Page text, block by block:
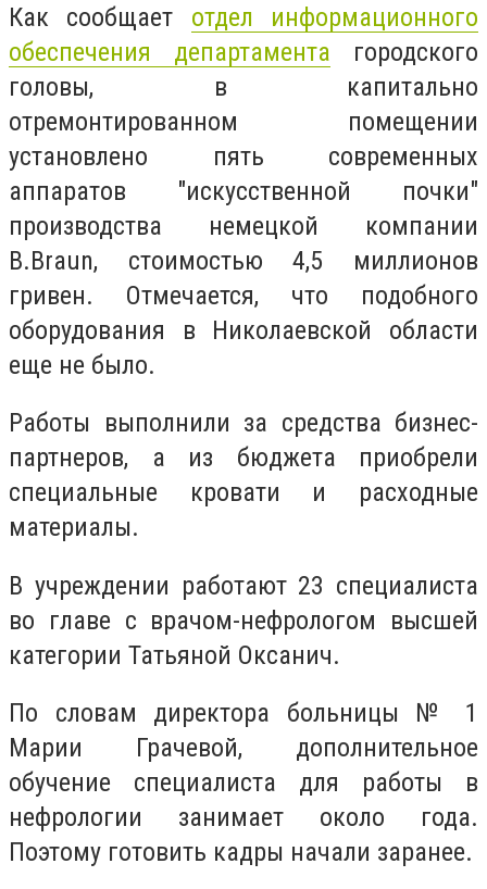
Как сообщает отдел информационного
обеспечения департамента городского
головы, в капитально
отремонтированном помещении
установлено пять современных
аппаратов "искусственной почки"
производства немецкой компании
B.Braun, стоимостью 4,5 миллионов
гривен. Отмечается, что подобного
оборудования в Николаевской области
еще не было.
Работы выполнили за средства бизнес-
партнеров, а из бюджета приобрели
специальные кровати и расходные
материалы.
В учреждении работают 23 специалиста
во главе с врачом-нефрологом высшей
категории Татьяной Оксанич.
По словам директора больницы № 1
Марии Грачевой, дополнительное
обучение специалиста для работы в
нефрологии занимает около года.
Поэтому готовить кадры начали заранее.